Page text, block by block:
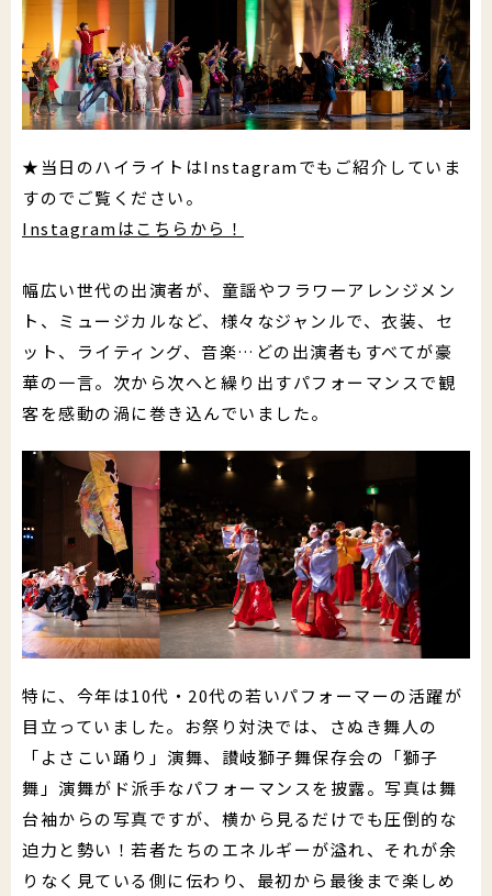
★当日のハイライトはInstagramでもご紹介していま
すのでご覧ください。
Instagramはこちらから！
幅広い世代の出演者が、童謡やフラワーアレンジメン
ト、ミュージカルなど、様々なジャンルで、衣装、セ
ット、ライティング、音楽…どの出演者もすべてが豪
華の一言。次から次へと繰り出すパフォーマンスで観
客を感動の渦に巻き込んでいました。
特に、今年は10代・20代の若いパフォーマーの活躍が
目立っていました。お祭り対決では、さぬき舞人の
「よさこい踊り」演舞、讃岐獅子舞保存会の「獅子
舞」演舞がド派手なパフォーマンスを披露。写真は舞
台袖からの写真ですが、横から見るだけでも圧倒的な
迫力と勢い！若者たちのエネルギーが溢れ、それが余
りなく見ている側に伝わり、最初から最後まで楽しめ